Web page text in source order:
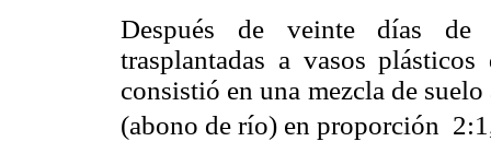
Después de veinte días de
trasplantadas a vasos
consistió en una mezcla de
(abono de río) en proporción